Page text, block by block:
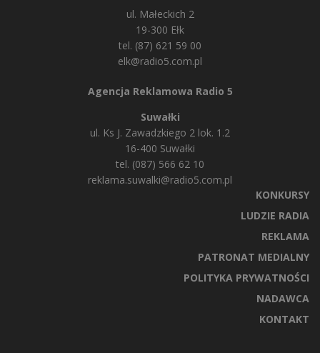
ul. Małeckich 2
19-300 Ełk
tel. (87) 621 59 00
elk@radio5.com.pl
Agencja Reklamowa Radio 5
Suwałki
ul. Ks J. Zawadzkiego 2 lok. 1.2
16-400 Suwałki
tel. (087) 566 62 10
reklama.suwalki@radio5.com.pl
KONKURSY
LUDZIE RADIA
REKLAMA
PATRONAT MEDIALNY
POLITYKA PRYWATNOŚCI
NADAWCA
KONTAKT